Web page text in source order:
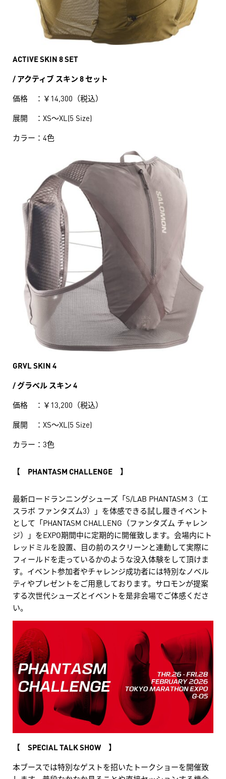
ACTIVE SKIN 8 SET
/ アクティブ スキン 8 セット
価格 ：￥14,300（税込）
展開 ：XS～XL(5 Size)
カラー：4色
GRVL SKIN 4
/ グラベル スキン 4
価格 ：￥13,200（税込）
展開 ：XS～XL(5 Size)
カラー：3色
【 PHANTASM CHALLENGE 】
最新ロードランニングシューズ「S/LAB PHANTASM 3（エ
スラボ ファンタズム3）」を体感できる試し履きイベント
として「PHANTASM CHALLENG（ファンタズム チャレン
ジ）」をEXPO期間中に定期的に開催致します。会場内にト
レッドミルを設置、目の前のスクリーンと連動して実際に
フィールドを走っているかのような没入体験をして頂けま
す。イベント参加者やチャレンジ成功者には特別なノベル
ティやプレゼントをご用意しております。サロモンが提案
する次世代シューズとイベントを是非会場でご体感くださ
い。
【 SPECIAL TALK SHOW 】
本ブースでは特別なゲストを招いたトークショーを開催致